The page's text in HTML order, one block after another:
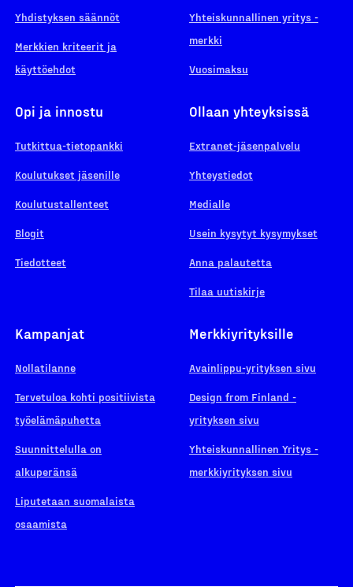
Yhdistyksen säännöt
Merkkien kriteerit ja
käyttöehdot
Yhteiskunnallinen yritys -
merkki
Vuosimaksu
Opi ja innostu
Tutkittua-tietopankki
Koulutukset jäsenille
Koulutustallenteet
Blogit
Tiedotteet
Ollaan yhteyksissä
Extranet-jäsenpalvelu
Yhteystiedot
Medialle
Usein kysytyt kysymykset
Anna palautetta
Tilaa uutiskirje
Kampanjat
Nollatilanne
Tervetuloa kohti positiivista
työelämäpuhetta
Suunnittelulla on
alkuperänsä
Liputetaan suomalaista
osaamista
Merkkiyrityksille
Avainlippu-yrityksen sivu
Design from Finland -
yrityksen sivu
Yhteiskunnallinen Yritys -
merkkiyrityksen sivu